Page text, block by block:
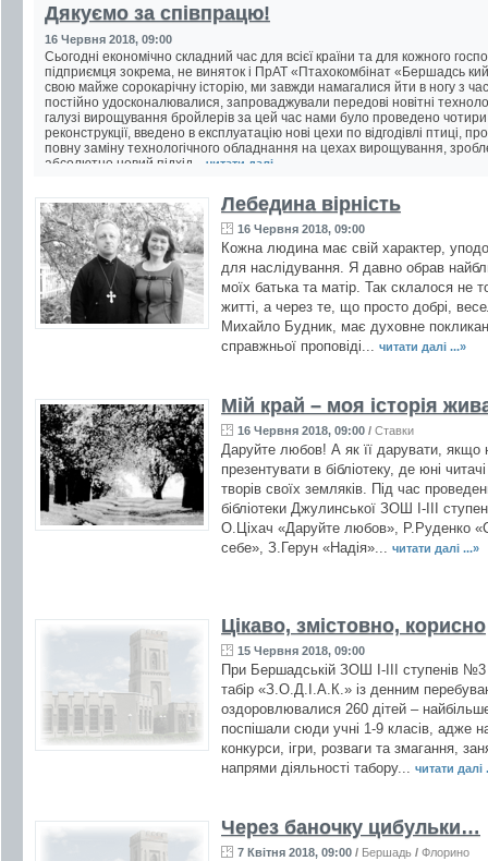
Дякуємо за співпрацю!
16 Червня 2018, 09:00
Сьогодні економічно складний час для всієї країни та для кожного
підприємця зокрема, не виняток і ПрАТ «Птахокомбінат «Бершадсь
свою майже сорокарічну історію, ми завжди намагалися йти в ногу з
постійно удосконалювалися, запроваджували передові новітні
галузі вирощування бройлерів за цей час нами було проведено чотири
реконструкції, введено в експлуатацію нові цехи по відгодівлі птиці,
повну заміну технологічного обладнання на цехах вирощування,
абсолютно новий підхід... читати далі ...
Лебедина вірність
16 Червня 2018, 09:00
Кожна людина має свій характер,
для наслідування. Я давно обрав
моїх батька та матір. Так склалося не
житті, а через те, що просто добрі,
Михайло Будник, має духовне
справжньої проповіді...
читати далі ...»
Мій край – моя історія
16 Червня 2018, 09:00 / Ставки
Даруйте любов! А як її дарувати,
презентувати в бібліотеку, де юні
творів своїх земляків. Під час
бібліотеки Джулинської ЗОШ І-ІІІ
О.Ціхач «Даруйте любов», Р.Руденко
себе», З.Герун «Надія»...
читати далі ...»
Цікаво, змістовно, корисно
15 Червня 2018, 09:00
При Бершадській ЗОШ І-ІІІ ступенів
табір «З.О.Д.І.А.К.» із денним
оздоровлювалися 260 дітей –
поспішали сюди учні 1-9 класів, адже
конкурси, ігри, розваги та змагання,
напрями діяльності табору...
читати далі
Через баночку цибульки…
7 Квітня 2018, 09:00 / Бершадь / Флорино